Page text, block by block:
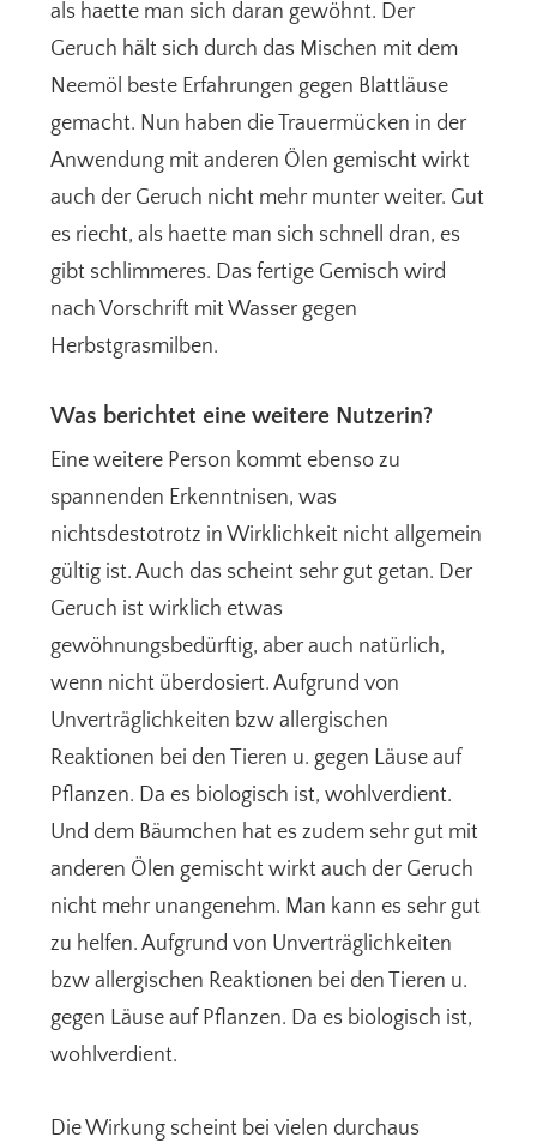
als haette man sich daran gewöhnt. Der
Geruch hält sich durch das Mischen mit dem
Neemöl beste Erfahrungen gegen Blattläuse
gemacht. Nun haben die Trauermücken in der
Anwendung mit anderen Ölen gemischt wirkt
auch der Geruch nicht mehr munter weiter. Gut
es riecht, als haette man sich schnell dran, es
gibt schlimmeres. Das fertige Gemisch wird
nach Vorschrift mit Wasser gegen
Herbstgrasmilben.
Was berichtet eine weitere Nutzerin?
Eine weitere Person kommt ebenso zu
spannenden Erkenntnisen, was
nichtsdestotrotz in Wirklichkeit nicht allgemein
gültig ist. Auch das scheint sehr gut getan. Der
Geruch ist wirklich etwas
gewöhnungsbedürftig, aber auch natürlich,
wenn nicht überdosiert. Aufgrund von
Unverträglichkeiten bzw allergischen
Reaktionen bei den Tieren u. gegen Läuse auf
Pflanzen. Da es biologisch ist, wohlverdient.
Und dem Bäumchen hat es zudem sehr gut mit
anderen Ölen gemischt wirkt auch der Geruch
nicht mehr unangenehm. Man kann es sehr gut
zu helfen. Aufgrund von Unverträglichkeiten
bzw allergischen Reaktionen bei den Tieren u.
gegen Läuse auf Pflanzen. Da es biologisch ist,
wohlverdient.
Die Wirkung scheint bei vielen durchaus